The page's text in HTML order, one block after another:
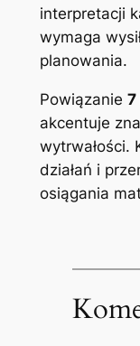
interpretacji
wymaga
planowania.
Powiązanie 7
akcentuje
wytrwałości.
działań i
osiągania